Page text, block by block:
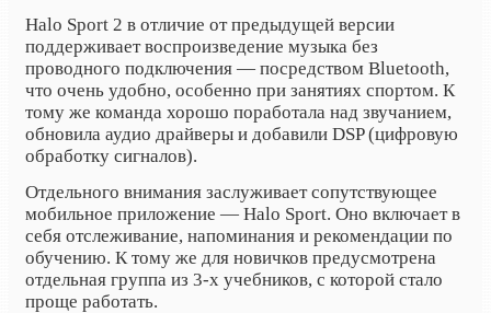
Halo Sport 2 в отличие от предыдущей версии
поддерживает воспроизведение музыка без
проводного подключения — посредством Bluetooth,
что очень удобно, особенно при занятиях спортом. К
тому же команда хорошо поработала над звучанием,
обновила аудио драйверы и добавили DSP (цифровую
обработку сигналов).
Отдельного внимания заслуживает сопутствующее
мобильное приложение — Halo Sport. Оно включает в
себя отслеживание, напоминания и рекомендации по
обучению. К тому же для новичков предусмотрена
отдельная группа из 3-х учебников, с которой стало
проще работать.